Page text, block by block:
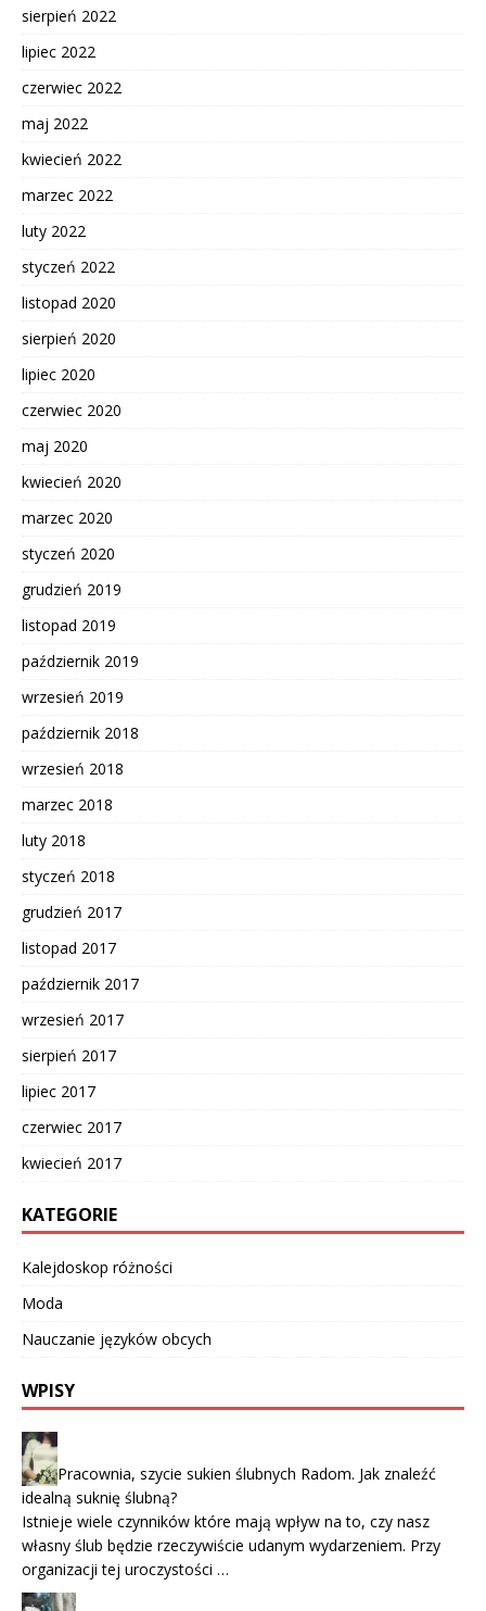
sierpień 2022
lipiec 2022
czerwiec 2022
maj 2022
kwiecień 2022
marzec 2022
luty 2022
styczeń 2022
listopad 2020
sierpień 2020
lipiec 2020
czerwiec 2020
maj 2020
kwiecień 2020
marzec 2020
styczeń 2020
grudzień 2019
listopad 2019
październik 2019
wrzesień 2019
październik 2018
wrzesień 2018
marzec 2018
luty 2018
styczeń 2018
grudzień 2017
listopad 2017
październik 2017
wrzesień 2017
sierpień 2017
lipiec 2017
czerwiec 2017
kwiecień 2017
KATEGORIE
Kalejdoskop różności
Moda
Nauczanie języków obcych
WPISY
Pracownia, szycie sukien ślubnych Radom. Jak znaleźć
idealną suknię ślubną?
Istnieje wiele czynników które mają wpływ na to, czy nasz
własny ślub będzie rzeczywiście udanym wydarzeniem. Przy
organizacji tej uroczystości …